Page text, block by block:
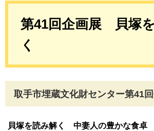
第41回企画展 貝塚
く
取手市埋蔵文化財センター第41
貝塚を読み解く 中妻人の豊かな食卓